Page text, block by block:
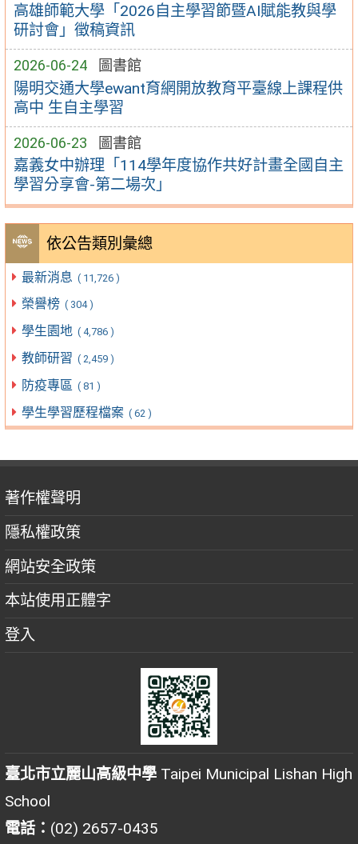
高雄師範大學「2026自主學習節暨AI賦能教與學
研討會」徵稿資訊
2026-06-24 圖書館
陽明交通大學ewant育網開放教育平臺線上課程供
高中 生自主學習
2026-06-23 圖書館
嘉義女中辦理「114學年度協作共好計畫全國自主
學習分享會-第二場次」
依公告類別彙總
最新消息 ( 11,726 )
榮譽榜 ( 304 )
學生園地 ( 4,786 )
教師研習 ( 2,459 )
防疫專區 ( 81 )
學生學習歷程檔案 ( 62 )
著作權聲明
隱私權政策
網站安全政策
本站使用正體字
登入
臺北市立麗山高級中學 Taipei Municipal Lishan High
School
電話： (02) 2657-0435